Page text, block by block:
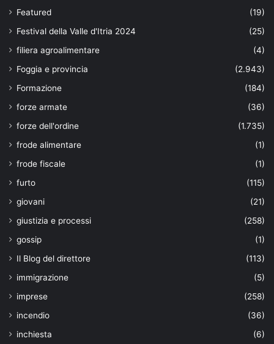
Featured
(19)
Festival della Valle d'Itria 2024
(25)
filiera agroalimentare
(4)
Foggia e provincia
(2.943)
Formazione
(184)
forze armate
(36)
forze dell'ordine
(1.735)
frode alimentare
(1)
frode fiscale
(1)
furto
(115)
giovani
(21)
giustizia e processi
(258)
gossip
(1)
Il Blog del direttore
(113)
immigrazione
(5)
imprese
(258)
incendio
(36)
inchiesta
(6)